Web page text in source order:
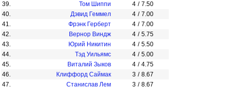
39.
Том Шиппи 4 / 7.50
40.
Дэвид Геммел 4 / 7.00
41.
Фрэнк Герберт 4 / 7.00
42.
Вернор Виндж 4 / 5.75
43.
Юрий Никитин 4 / 5.50
44.
Тэд Уильямс 4 / 5.00
45.
Виталий Зыков 4 / 4.75
46.
Клиффорд Саймак 3 / 8.67
47.
Станислав Лем 3 / 8.67